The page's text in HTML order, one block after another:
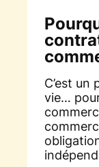
C’est un
vie…